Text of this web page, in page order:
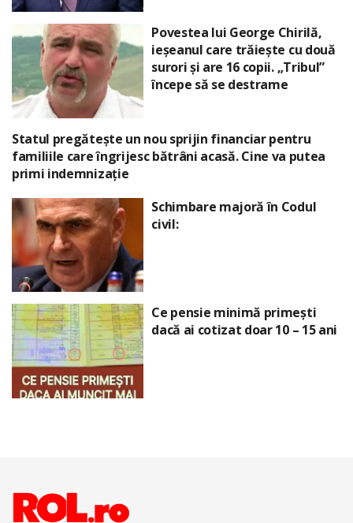
Povestea lui George Chirilă,
ieșeanul care trăiește cu două
surori și are 16 copii. „Tribul”
începe să se destrame
Statul pregătește un nou sprijin financiar pentru
familiile care îngrijesc bătrâni acasă. Cine va putea
primi indemnizație
Schimbare majoră în Codul
civil:
Ce pensie minimă primești
dacă ai cotizat doar 10 – 15 ani